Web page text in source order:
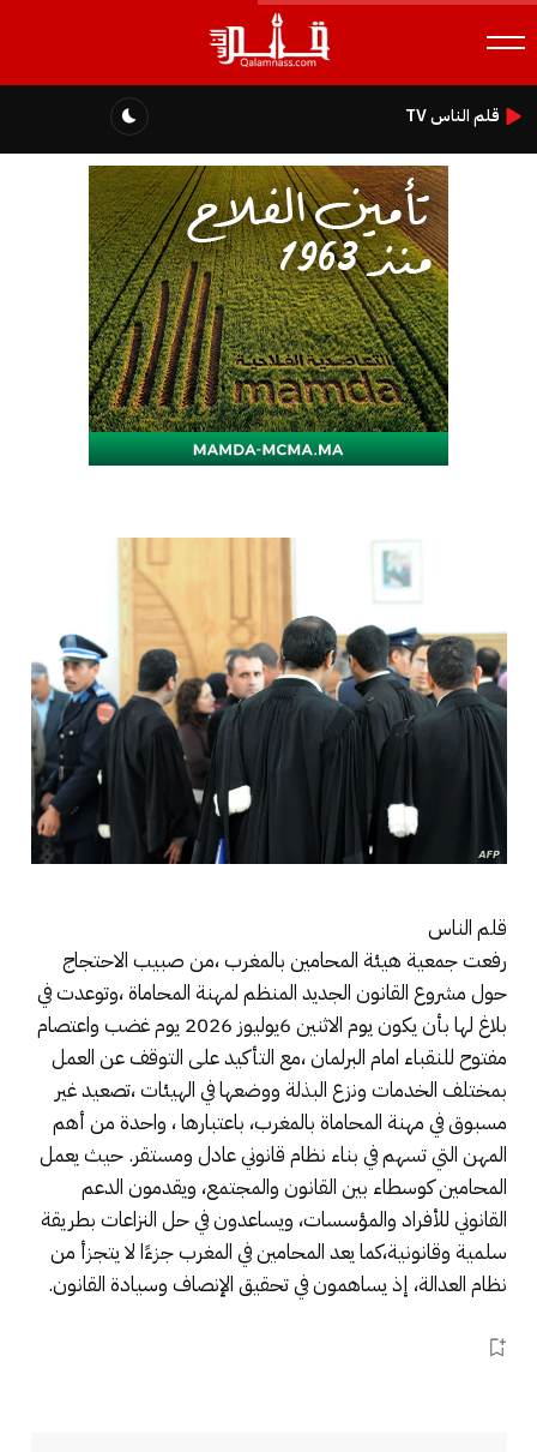
قلم الناس TV
قلم الناس
رفعت جمعية هيئة المحامين بالمغرب ،من صبيب الاحتجاج
حول مشروع القانون الجديد المنظم لمهنة المحاماة ،وتوعدت في
بلاغ لها بأن يكون يوم الاثنين 6يوليوز 2026 يوم غضب واعتصام
مفتوح للنقباء امام البرلمان ،مع التأكيد على التوقف عن العمل
بمختلف الخدمات ونزع البذلة ووضعها في الهيئات ،تصعيد غير
مسبوق في مهنة المحاماة بالمغرب، باعتبارها ، واحدة من أهم
المهن التي تسهم في بناء نظام قانوني عادل ومستقر. حيث يعمل
المحامين كوسطاء بين القانون والمجتمع، ويقدمون الدعم
القانوني للأفراد والمؤسسات، ويساعدون في حل النزاعات بطريقة
سلمية وقانونية،كما يعد المحامين في المغرب جزءًا لا يتجزأ من
نظام العدالة، إذ يساهمون في تحقيق الإنصاف وسيادة القانون.